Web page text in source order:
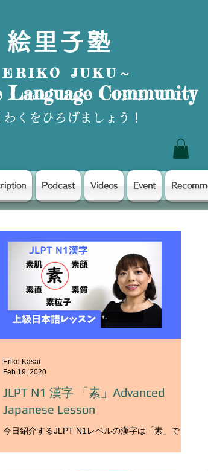
絵里子塾
ERIKO JUKU～
Language Community
わくをひろげましょう！
Podcast Videos Event
JLPT N1 漢字 「素」Advanced
Japanese Lesson
今日紹介するJLPT N1レベルの漢字は「素」で
Eriko Kasai
Feb 19, 2020